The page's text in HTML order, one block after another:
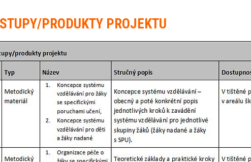
PRODUKTY PROJEKTU